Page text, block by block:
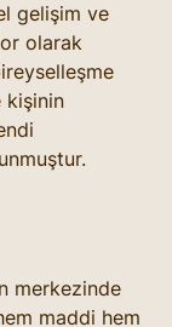
gelişim ve
olarak
kişinin
merkezinde
maddi hem